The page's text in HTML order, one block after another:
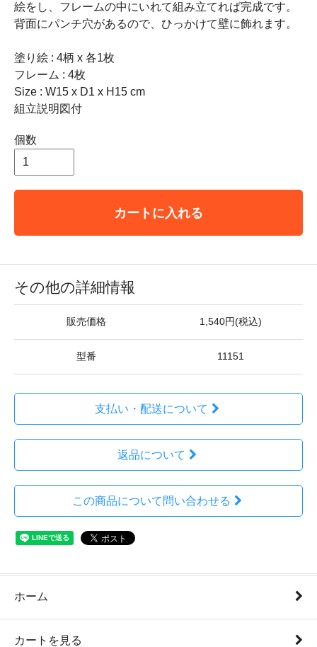
絵をし、フレームの中にいれて組み立てれば完成です。
背面にパンチ穴があるので、ひっかけて壁に飾れます。
塗り絵 : 4柄 x 各1枚
フレーム : 4枚
Size : W15 x D1 x H15 cm
組立説明図付
個数
カートに入れる
その他の詳細情報
販売価格 1,540円(税込)
型番 11151
支払い・配送について
返品について
この商品について問い合わせる
ホーム
カートを見る